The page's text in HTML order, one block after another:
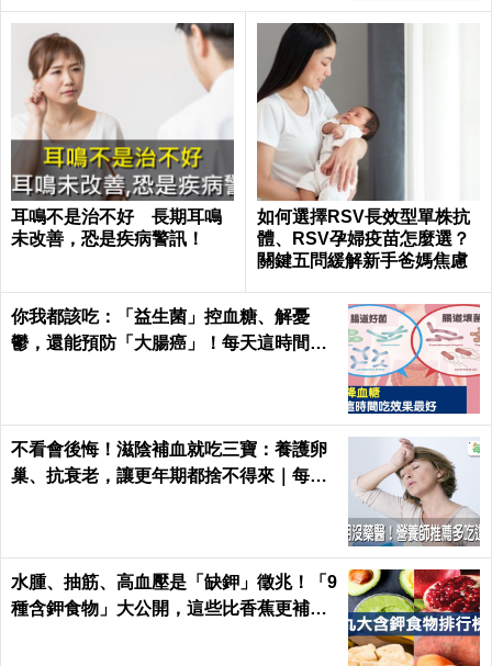
耳鳴不是治不好 長期耳鳴
未改善，恐是疾病警訊！
如何選擇RSV長效型單株抗
體、RSV孕婦疫苗怎麼選？
關鍵五問緩解新手爸媽焦慮
你我都該吃：「益生菌」控血糖、解憂
鬱，還能預防「大腸癌」！每天這時間吃
不看會後悔！滋陰補血就吃三寶：養護卵
巢、抗衰老，讓更年期都捨不得來｜每日
水腫、抽筋、高血壓是「缺鉀」徵兆！「9
種含鉀食物」大公開，這些比香蕉更補鉀